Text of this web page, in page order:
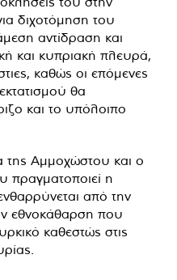
διχοτόμηση του
αντίδραση και
και κυπριακή πλευρά,
καθώς οι επόμενες
θα
και το υπόλοιπο
της Αμμοχώστου και ο
πραγματοποιεί η
από την
εθνοκάθαρση που
καθεστώς στις